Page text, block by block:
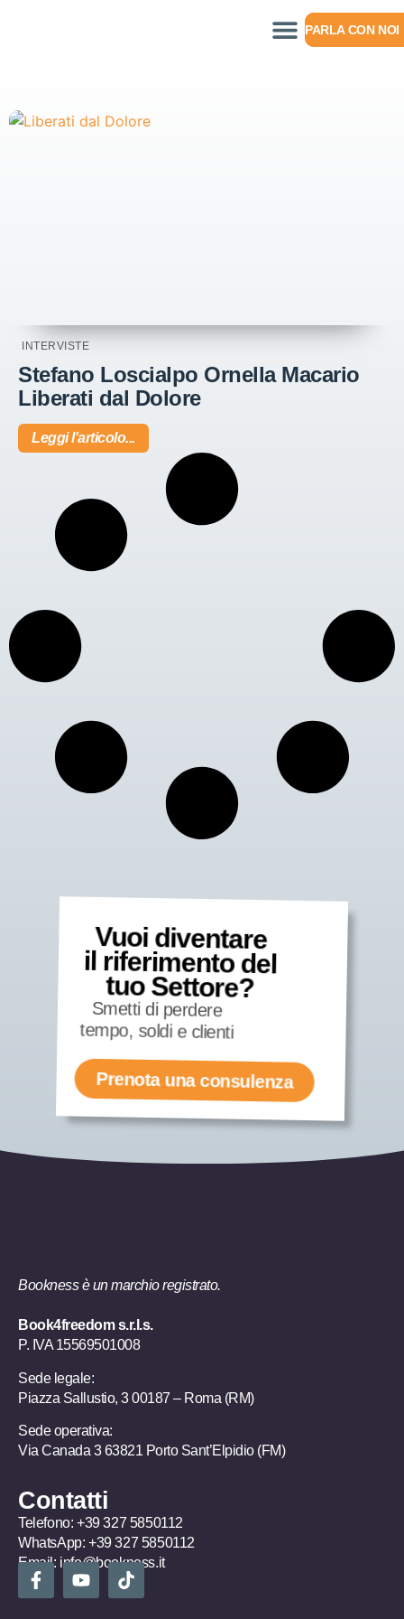
PARLA CON NOI
INTERVISTE
Stefano Loscialpo Ornella Macario
Liberati dal Dolore
Leggi l'articolo...
Vuoi diventare
il riferimento del
tuo Settore?
Smetti di perdere
tempo, soldi e clienti
Prenota una consulenza
Bookness è un marchio registrato.
Book4freedom s.r.l.s.
P. IVA ​15569501008
Sede legale:
Piazza Sallustio, 3 00187 – Roma (RM)
Sede operativa:
Via Canada 3 63821 Porto Sant’Elpidio (FM)
Contatti
Telefono: +39 327 5850112
WhatsApp: +39 327 5850112
Email: info@bookness.it